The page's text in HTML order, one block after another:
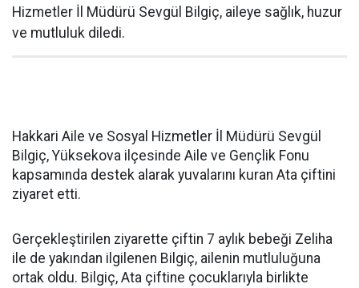
Hizmetler İl Müdürü Sevgül Bilgiç, aileye sağlık, huzur
ve mutluluk diledi.
Hakkari Aile ve Sosyal Hizmetler İl Müdürü Sevgül
Bilgiç, Yüksekova ilçesinde Aile ve Gençlik Fonu
kapsamında destek alarak yuvalarını kuran Ata çiftini
ziyaret etti.
Gerçekleştirilen ziyarette çiftin 7 aylık bebeği Zeliha
ile de yakından ilgilenen Bilgiç, ailenin mutluluğuna
ortak oldu. Bilgiç, Ata çiftine çocuklarıyla birlikte